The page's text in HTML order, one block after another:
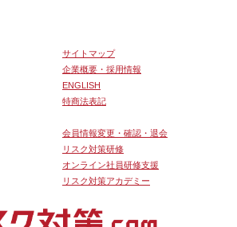
サイトマップ
企業概要・採用情報
ENGLISH
特商法表記
会員情報変更・確認・退会
リスク対策研修
オンライン社員研修支援
リスク対策アカデミー